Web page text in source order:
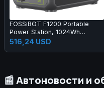
FOSSiBOT F1200 Portable
Power Station, 1024Wh
LiFePO4 Solar Generator with
2x AC 1200W, 2x USB-A, 1x
516,24 USD
📰 Автоновости и